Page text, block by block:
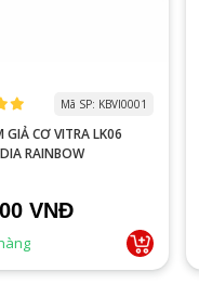
Mã SP: KBVI0001
VITRA LK06
RAINBOW
VNĐ